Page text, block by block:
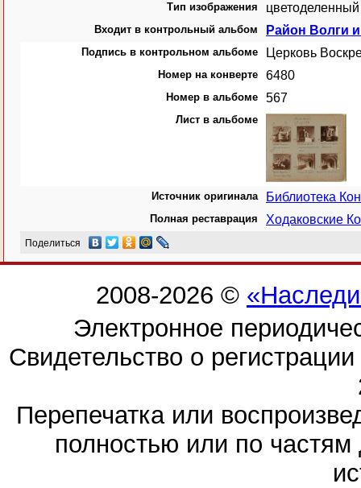
Тип изображения
Входит в контрольный альбом Район Волги
Подпись в контрольном альбоме Церковь
Номер на конверте 6480
Номер в альбоме 567
Лист в альбоме
Источник оригинала Библиотека
Полная реставрация Ходаковские
Поделиться
2008-2026 ©
Электронное
Свидетельство о
Перепечатка или
полностью или по частям